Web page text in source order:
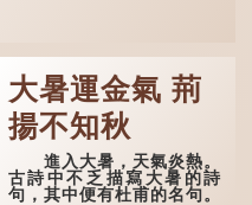
大暑運金氣 荊
揚不知秋
進入大暑，天氣炎熱。
古詩中不乏描寫大暑的詩
句，其中便有杜甫的名句。